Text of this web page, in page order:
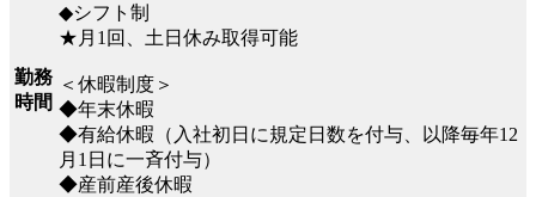
勤務
時間
◆シフト制
★月1回、土日休み取得可能
＜休暇制度＞
◆年末休暇
◆有給休暇（入社初日に規定日数を付与、以降毎年12
月1日に一斉付与）
◆産前産後休暇